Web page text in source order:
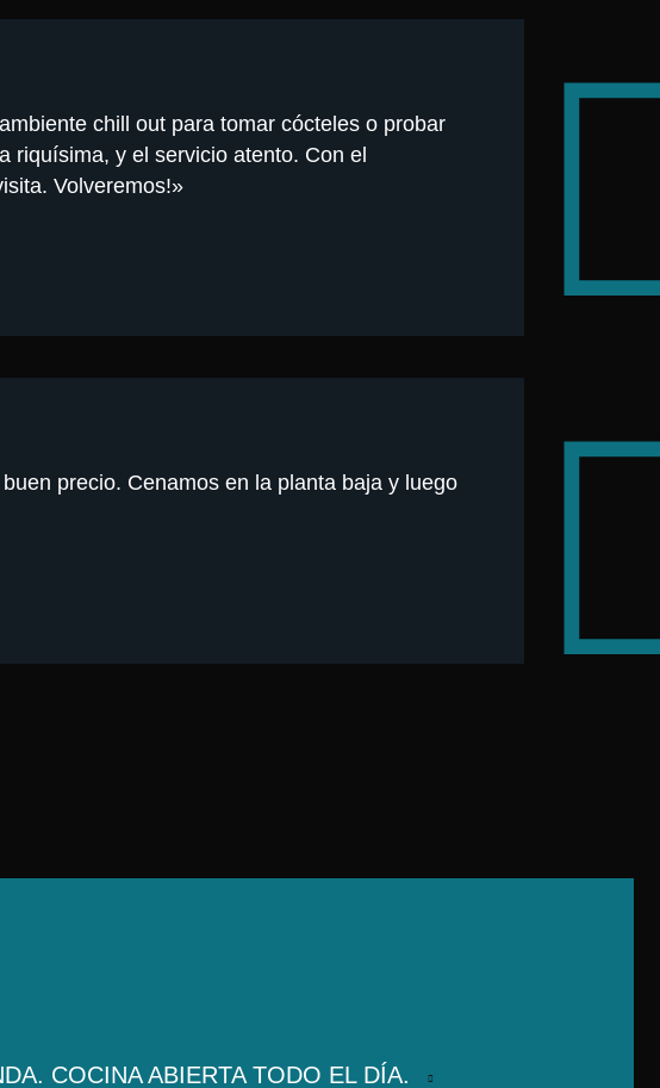
chill out para tomar cócteles o probar
riquísima, y el servicio atento. Con el
Volveremos!»
precio. Cenamos en la planta baja y luego
COCINA ABIERTA TODO EL DÍA.